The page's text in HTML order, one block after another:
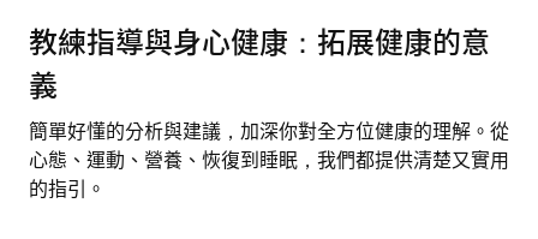
教練指導與身心健康：拓展健康的意
義
簡單好懂的分析與建議，加深你對全方位健康的理解。從
心態、運動、營養、恢復到睡眠，我們都提供清楚又實用
的指引。